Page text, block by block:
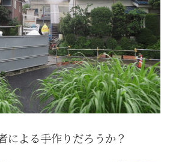
による手作りだろうか？